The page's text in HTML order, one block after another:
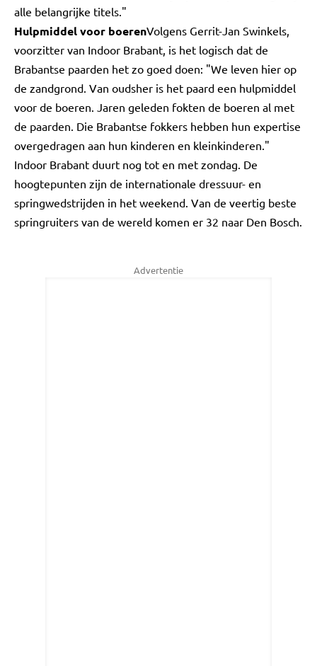
alle belangrijke titels."
Hulpmiddel voor boerenVolgens Gerrit-Jan Swinkels,
voorzitter van Indoor Brabant, is het logisch dat de
Brabantse paarden het zo goed doen: "We leven hier op
de zandgrond. Van oudsher is het paard een hulpmiddel
voor de boeren. Jaren geleden fokten de boeren al met
de paarden. Die Brabantse fokkers hebben hun expertise
overgedragen aan hun kinderen en kleinkinderen."
Indoor Brabant duurt nog tot en met zondag. De
hoogtepunten zijn de internationale dressuur- en
springwedstrijden in het weekend. Van de veertig beste
springruiters van de wereld komen er 32 naar Den Bosch.
Advertentie